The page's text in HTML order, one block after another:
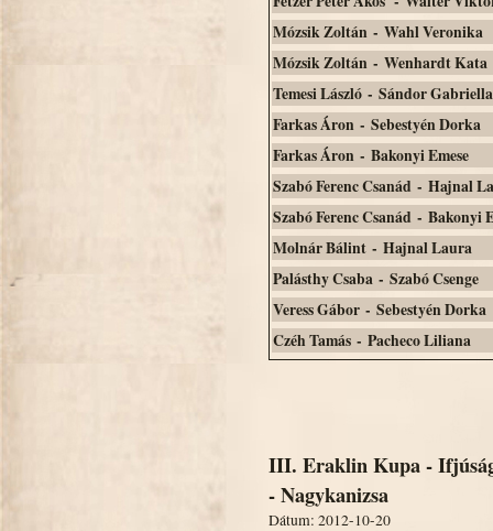
Mózsik Zoltán - Wahl Veronika
Mózsik Zoltán - Wenhardt Kata
Temesi László - Sándor Gabriella
Farkas Áron - Sebestyén Dorka
Farkas Áron - Bakonyi Emese
Szabó Ferenc Csanád - Hajnal
Szabó Ferenc Csanád - Bakonyi
Molnár Bálint - Hajnal Laura
Palásthy Csaba - Szabó Csenge
Veress Gábor - Sebestyén Dorka
Czéh Tamás - Pacheco Liliana
III. Eraklin Kupa -
- Nagykanizsa
Dátum: 2012-10-20